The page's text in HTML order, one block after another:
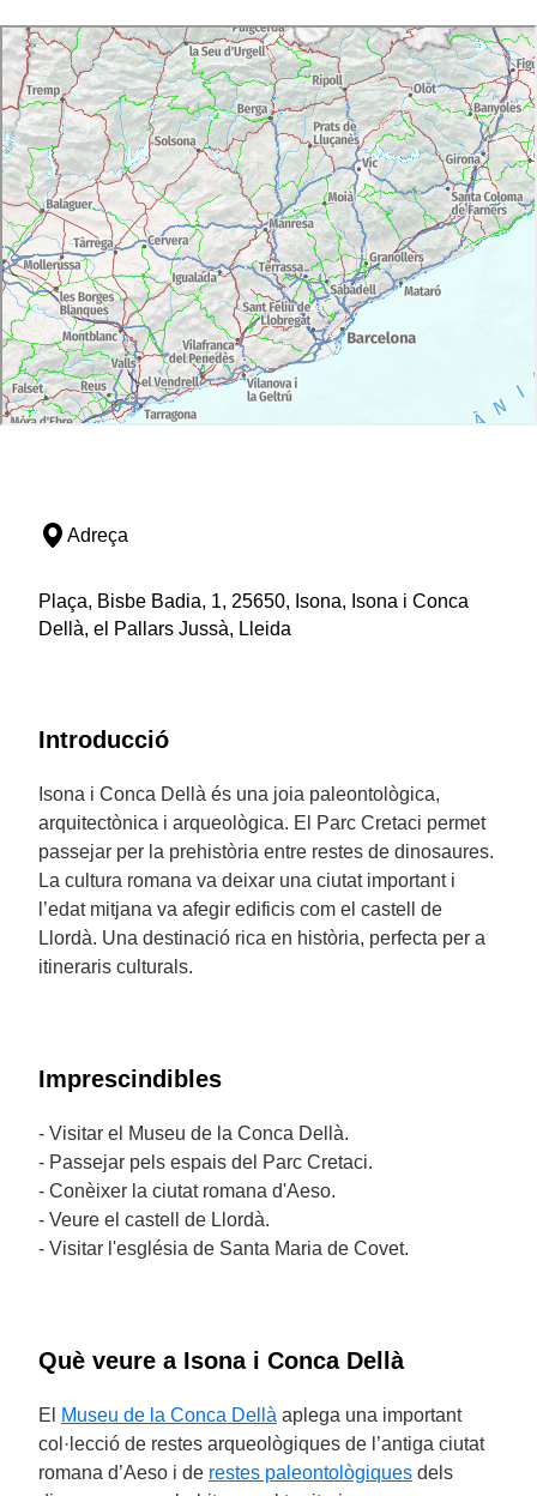
Adreça
Plaça, Bisbe Badia, 1, 25650, Isona, Isona i Conca
Dellà, el Pallars Jussà, Lleida
Introducció
Isona i Conca Dellà és una joia paleontològica,
arquitectònica i arqueològica. El Parc Cretaci permet
passejar per la prehistòria entre restes de dinosaures.
La cultura romana va deixar una ciutat important i
l’edat mitjana va afegir edificis com el castell de
Llordà. Una destinació rica en història, perfecta per a
itineraris culturals.
Imprescindibles
- Visitar el Museu de la Conca Dellà.
- Passejar pels espais del Parc Cretaci.
- Conèixer la ciutat romana d'Aeso.
- Veure el castell de Llordà.
- Visitar l'església de Santa Maria de Covet.
Què veure a Isona i Conca Dellà
El Museu de la Conca Dellà aplega una important
col·lecció de restes arqueològiques de l’antiga ciutat
romana d’Aeso i de restes paleontològiques dels